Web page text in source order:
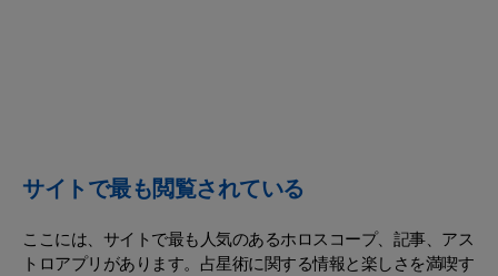
サイトで最も閲覧されている
ここには、サイトで最も人気のあるホロスコープ、記事、アス
トロアプリがあります。占星術に関する情報と楽しさを満喫す